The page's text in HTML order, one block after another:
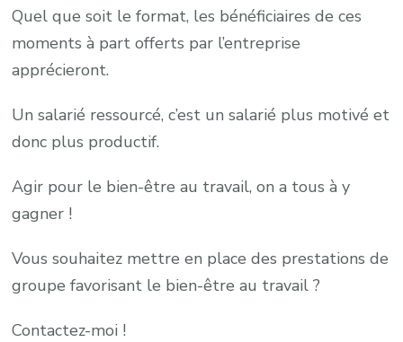
Quel que soit le format, les bénéficiaires de ces
moments à part offerts par l’entreprise
apprécieront.
Un salarié ressourcé, c’est un salarié plus motivé et
donc plus productif.
Agir pour le bien-être au travail, on a tous à y
gagner !
Vous souhaitez mettre en place des prestations de
groupe favorisant le bien-être au travail ?
Contactez-moi !